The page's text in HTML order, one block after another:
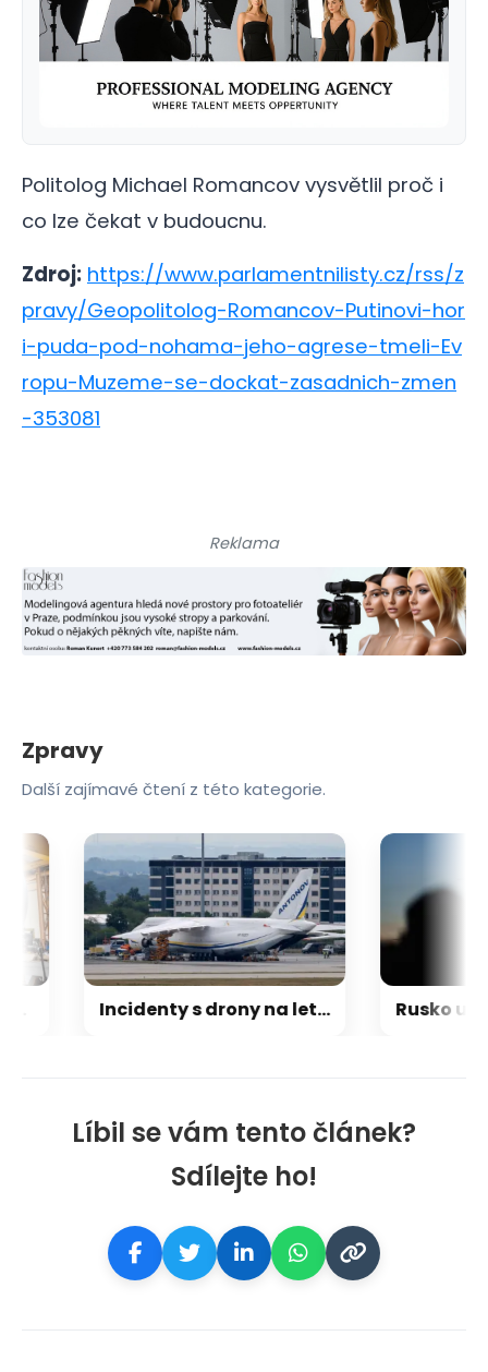
Politolog Michael Romancov vysvětlil proč i
co lze čekat v budoucnu.
Zdroj: https://www.parlamentnilisty.cz/rss/z
pravy/Geopolitolog-Romancov-Putinovi-hor
i-puda-pod-nohama-jeho-agrese-tmeli-Ev
ropu-Muzeme-se-dockat-zasadnich-zmen
-353081
Líbil se vám tento článek?
Sdílejte ho!
Reklama
Zpravy
Další zajímavé čtení z této kategorie.
Incidenty s drony na letišti v Lipsku vyšetřuje Německo jako úmyslný pokus o způsobení exploze